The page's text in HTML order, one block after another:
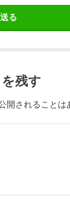
送る
残す
開されることは